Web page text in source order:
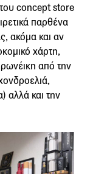
concept store
παρθένα
ακόμα και αν
χάρτη,
από την
αλλά και την